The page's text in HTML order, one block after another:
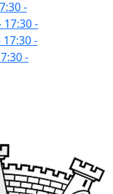
-
17:30-
17:30-
-